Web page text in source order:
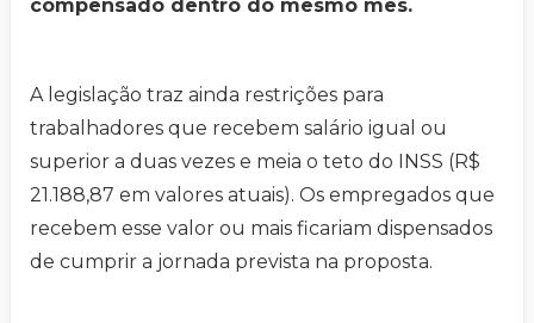
compensado dentro do mesmo mês.
A legislação traz ainda restrições para
trabalhadores que recebem salário igual ou
superior a duas vezes e meia o teto do INSS (R$
21.188,87 em valores atuais). Os empregados que
recebem esse valor ou mais ficariam dispensados
de cumprir a jornada prevista na proposta.